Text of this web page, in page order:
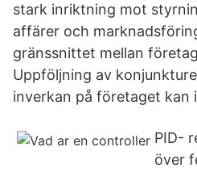
stark inriktning mot
affärer och
gränssnittet mellan
Uppföljning av
inverkan på företaget kan
PID-
över